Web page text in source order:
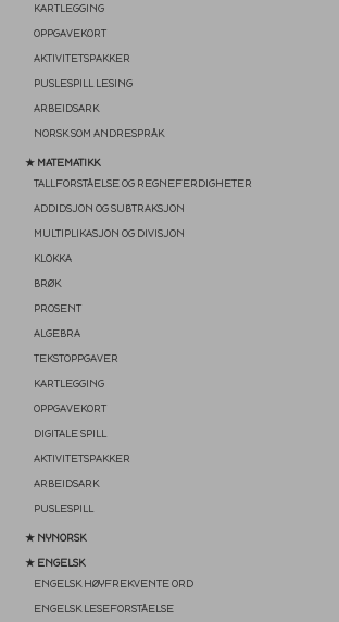
KARTLEGGING
OPPGAVEKORT
AKTIVITETSPAKKER
PUSLESPILL LESING
ARBEIDSARK
NORSK SOM ANDRESPRÅK
★ MATEMATIKK
TALLFORSTÅELSE OG REGNEFERDIGHETER
ADDIDSJON OG SUBTRAKSJON
MULTIPLIKASJON OG DIVISJON
KLOKKA
BRØK
PROSENT
ALGEBRA
TEKSTOPPGAVER
KARTLEGGING
OPPGAVEKORT
DIGITALE SPILL
AKTIVITETSPAKKER
ARBEIDSARK
PUSLESPILL
★ NYNORSK
★ ENGELSK
ENGELSK HØYFREKVENTE ORD
ENGELSK LESEFORSTÅELSE